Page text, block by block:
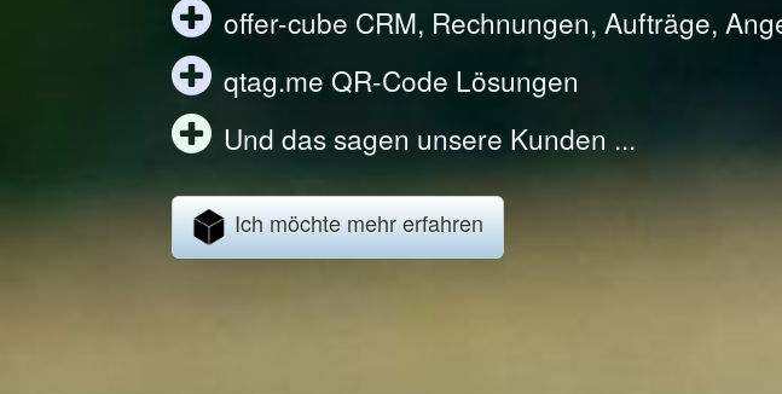
offer-cube CRM, Rechnungen, Aufträge,
qtag.me QR-Code Lösungen
Und das sagen unsere Kunden ...
Ich möchte mehr erfahren